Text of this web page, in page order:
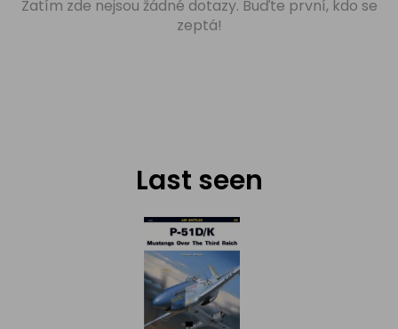
Zatím zde nejsou žádné dotazy. Buďte první, kdo se
zeptá!
Last seen